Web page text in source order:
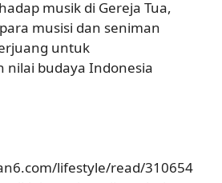
musik di Gereja Tua,
musisi dan seniman
untuk
nilai budaya Indonesia
lifestyle/read/310654